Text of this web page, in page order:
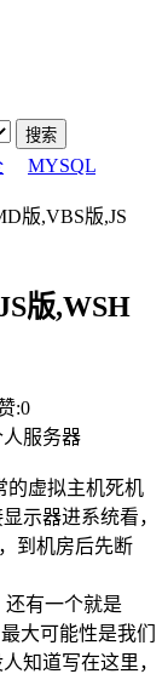
搜索
MYSQL
版,VBS版,JS
版,WSH
:0
服务器
的虚拟主机死机
示器进系统看，
到机房后先断
还有一个就是
大可能性是我们
知道写在这里，